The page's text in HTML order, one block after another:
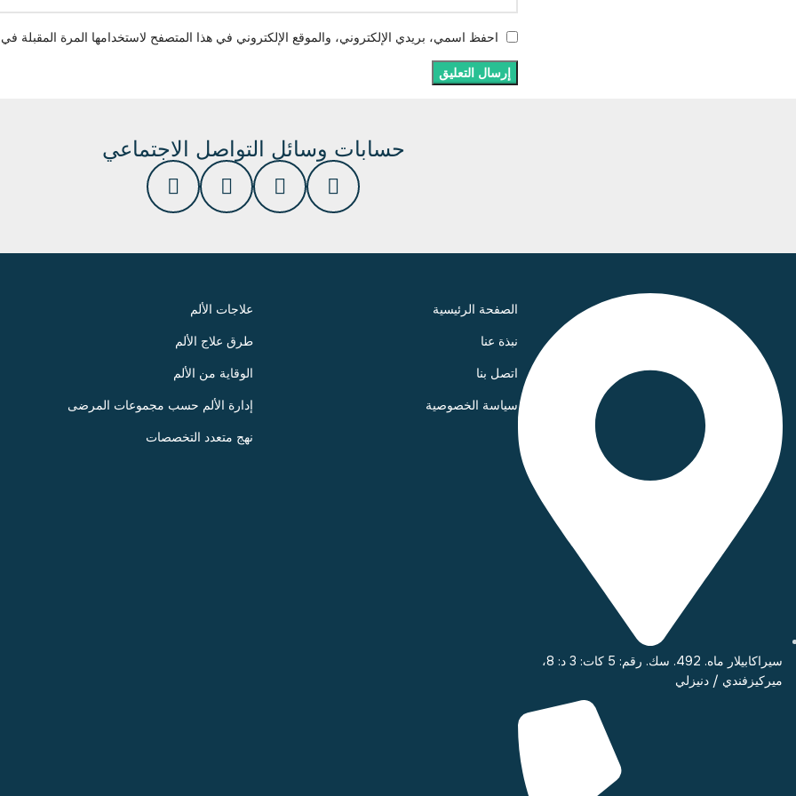
احفظ اسمي، بريدي الإلكتروني، والموقع الإلكتروني في هذا المتصفح لاستخدامها المرة المقبلة
حسابات وسائل التواصل الاجتماعي
سيراكابيلار ماه. 492. سك. رقم: 5 كات: 3 د: 8،
ميركيزفندي / دنيزلي
الصفحة الرئيسية
نبذة عنا
اتصل بنا
سياسة الخصوصية
علاجات الألم
طرق علاج الألم
الوقاية من الألم
إدارة الألم حسب مجموعات المرضى
نهج متعدد التخصصات